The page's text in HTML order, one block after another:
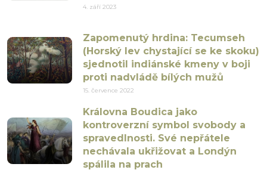
4. září 2023
Zapomenutý hrdina: Tecumseh
(Horský lev chystající se ke skoku)
sjednotil indiánské kmeny v boji
proti nadvládě bílých mužů
15. července 2022
Královna Boudica jako
kontroverzní symbol svobody a
spravedlnosti. Své nepřátele
nechávala ukřižovat a Londýn
spálila na prach